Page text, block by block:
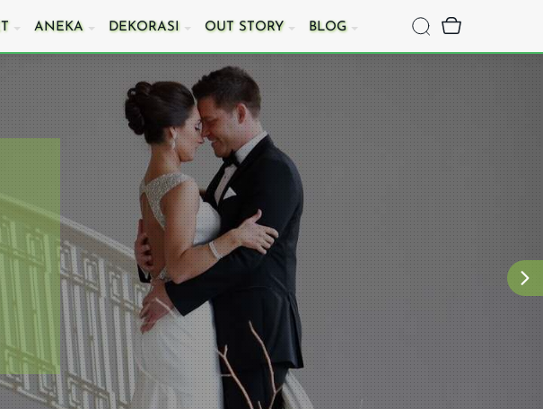
ANEKA DEKORASI OUT STORY BLOG
Catering Acara
di Cikarang
dan Meriah
Romantic Wedding
Slideshow